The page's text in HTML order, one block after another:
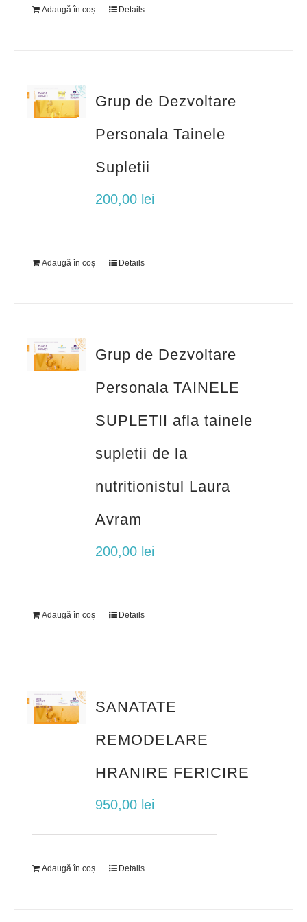
Adaugă în coș Details
Grup de Dezvoltare
Personala Tainele
Supletii
200,00 lei
Adaugă în coș Details
Grup de Dezvoltare
Personala TAINELE
SUPLETII afla tainele
supletii de la
nutritionistul Laura
Avram
200,00 lei
Adaugă în coș Details
SANATATE
REMODELARE
HRANIRE FERICIRE
950,00 lei
Adaugă în coș Details